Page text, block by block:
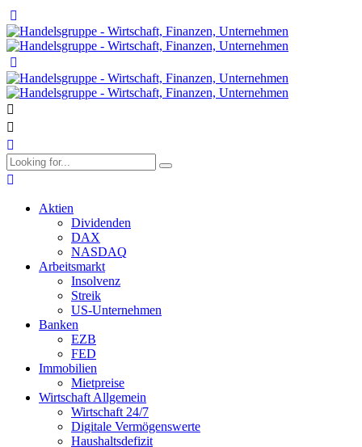
Aktien
Dividenden
DAX
NASDAQ
Arbeitsmarkt
Insolvenz
Streik
US-Unternehmen
Banken
EZB
FED
Immobilien
Mietpreise
Wirtschaft Allgemein
Wirtschaft 24/7
Digitale Vermögenswerte
Haushaltsdefizit